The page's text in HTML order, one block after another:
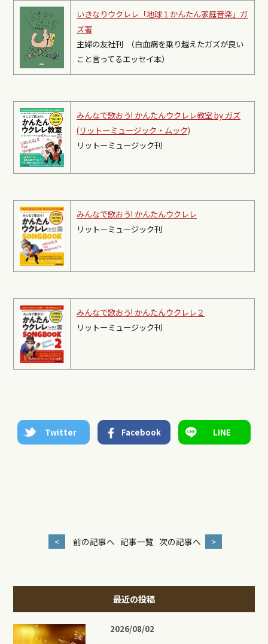
いきなりウクレレ「地球１かんたん家庭音楽」ガ
ズ著
主婦の友社刊 （白血病を乗り越えたガズが良い
こと言ってるエッセイ本）
みんなで歌おう! かんたんウクレレ教室 by ガズ
(リットーミュージック・ムック)
リットーミュージック刊
みんなで歌おう! かんたんウクレレ
リットーミュージック刊
みんなで歌おう! かんたんウクレレ２
リットーミュージック刊
Twitter Facebook LINE
< 前の記事へ 記事一覧 次の記事へ >
最近の投稿
2026/08/02